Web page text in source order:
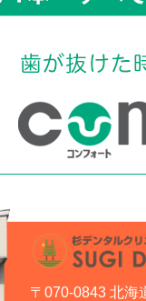
〒070-0843 北海